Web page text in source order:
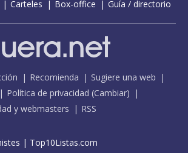
Carteles Box-office Guía / directorio
Recomienda
Sugiere una web
Política de privacidad (Cambiar)
y webmasters RSS
| Top10Listas.com